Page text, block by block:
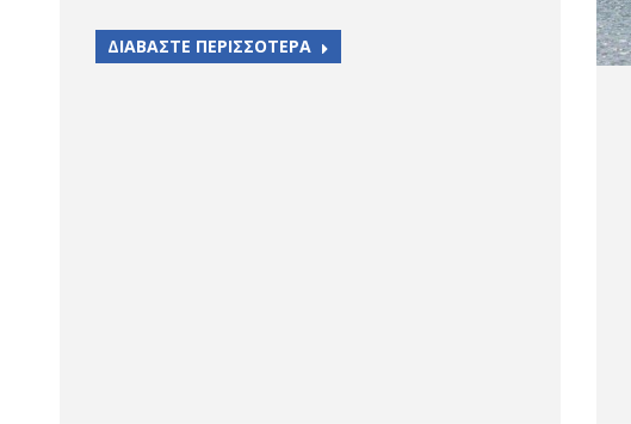
ΔΙΑΒΑΣΤΕ ΠΕΡΙΣΣΟΤΕΡΑ